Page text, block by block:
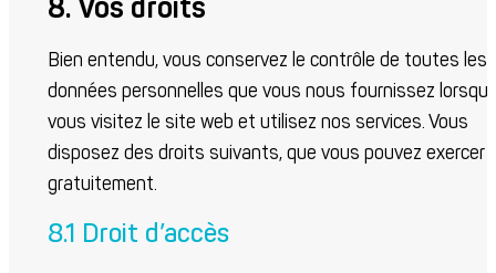
8. Vos droits
Bien entendu, vous conservez le contrôle de toutes les
données personnelles que vous nous fournissez
vous visitez le site web et utilisez nos services. Vous
disposez des droits suivants, que vous pouvez exercer
gratuitement.
8.1 Droit d’accès